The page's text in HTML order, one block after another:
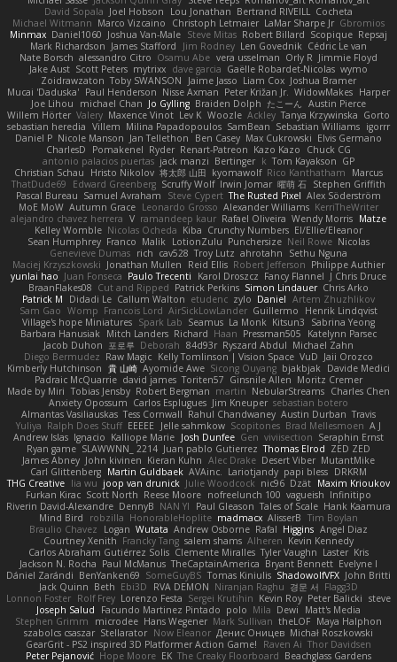
David Sopala Joel Hobson Lou Jonathan Bertrand RIVEILL
Cocheta
Michael Witmann Marco Vizcaino Christoph Letmaier LaMar Sharpe Jr Gbromios
Minmax Daniel1060 Joshua Van-Male Steve Mitas Robert Billard Scopique Repsaj
Mark Richardson James Stafford Jim Rodney Len Govednik Cédric Le van
Nate Borsch alessandro Citro Osamu Abe vera usselman Orly R Jimmie Floyd
Jake Aust Scott Peters mytrixx dave garcia Gaëlle Robardet-Nicolas wymo
Zoidrawzaton Toby SWANSON Jaime Jasso Liam Cox Joshua Bramer
Mucai 'Daduska' Paul Henderson Nisse Axman Peter Križan Jr. WidowMakes Harper
Joe Lihou
michael Chan Jo Gylling Braiden Dolph たこーん
Austin Pierce
Willem Hörter Valery Maxence Vinot Lev K Woozle Ackley Tanya Krzywinska Gorto
sebastian heredia Villem Milina Papadopoulos SamBean Sebastian Williams igorrr
Daniel P Nicole Manson Jan Tellethon Ben Casey Max Cukrowski Elvis Germano
CharlesD
Pomakenel Ryder Renart-Patreon Kazo Kazo
Chuck CG
antonio palacios puertas jack manzi Bertinger k Tom Kayakson GP
Christian Schau
Hristo Nikolov 将太郎 山田 kyomawolf Rico Kanthatham
Marcus
ThatDude69
Edward Greenberg Scruffy Wolf Irwin Jomar 曜萌 石 Stephen Griffith
Pascal Bureau Samuel Avraham Steve Cypert The Rusted Pixel Alex Söderström
MoE MoW Autumn Grace Leonardo Grosso Alexander Williams KerriTheWriter
alejandro chavez herrera V ramandeep kaur Rafael Oliveira Wendy Morris Matze
Kelley Womble Nicolas Ocheda Kiba Crunchy Numbers El/Ellie/Eleanor
Sean Humphrey Franco Malik LotionZulu Punchersize Neil Rowe Nicolas
Genevieve Dumas rich cav528 Troy Lutz ahrotahn
Sethu Nguna
Maciej Krzyszkowski Jonathan Mullen Reid Ellis Robert Jefferson Philippe Authier
yunlai hao Juan Fonseca Paulo Trecenti Karol Droszcz Fancy Flannel J Chris Druce
BraanFlakes08 Cut and Ripped Patrick Perkins Simon Lindauer Chris Arko
Patrick M
Didadi Le Callum Walton etudenc zylo Daniel Artem Zhuzhlikov
Sam Gao Womp Francois Lord AirSickLowLander Guillermo
Henrik Lindqvist
Village's hope Miniatures Spark Lab Seamus La Monk Kitsun3
Sabrina Yeong
Barbara Hanusiak
Mitch Landers Richard Haan Pressman505
Katelynn Parsec
Jacob Duhon 포로루 Deborah 84d93r Ryszard Abdul Michael Zahn
Diego Bermudez Raw Magic Kelly Tomlinson | Vision Space VuD Jaii Orozco
Kimberly Hutchinson 貴 山崎 Ayomide Awe Sicong Ouyang bjakbjak
Davide Medici
Padraic McQuarrie david james Toriten57 Ginsnile Allen Moritz Cremer
Made by Miri Tobias Jensby Robert Bergman martin NebularStreams Charles Chen
Anxiety Opossum Carlos Esplugues Jim Kneuper sebastian botero
Almantas Vasiliauskas Tess Cornwall Rahul Chandwaney Austin Durban Travis
Yuliya Ralph Does Stuff EEEEE Jelle sahmkow Scopitones Brad Mellesmoen A J
Andrew Islas Ignacio Kalliope Marie Josh Dunfee Gen viviisection Seraphin Ernst
Ryan game SLAWWNN_ 2214 Juan pablo Gutierrez Thomas Elrod ZED ZED
James Abney John kivinen Kieran Kuhn Alec Drake Desert Viber MutantMike
Carl Glittenberg Martin Guldbaek AVAinc. Lariotjandy papi bless DRKRM
THG Creative lia wu joop van drunick Julie Woodcock nic96 Dzät Maxim Krioukov
Furkan Kirac Scott North Reese Moore nofreelunch 100 vagueish Infinitipo
Riverin David-Alexandre DennyB NAN YI Paul Gleason Tales of Scale Hank Kaamura
Mind Bird
robzilla HonorableHoplite madmacx AlisserB Tim Boylan
Braulio Chavez
Logan Wutata Andrew Osborne Rafal Higgins Angel Diaz
Courtney Xenith Francky Tang salem shams Alheren Kevin Kennedy
Carlos Abraham Gutiérrez Solis Clemente Miralles Tyler Vaughn Laster Kris
Jackson N. Rocha Paul McManus TheCaptainAmerica Bryant Bennett Evelyne I
Dániel Zarándi BenYanken69 SomeGuyBS Tomas Kiniulis ShadowolfVFX John Britti
Jack Quinn Beth Ebi3D RVA DEMON Niranjan Raghu 경문 서 Flagg3D
Lonnon Foster Rolf Frey Lorenzo Festa Sergei Krutihin Kevin Roy Peter Balicki steve
Joseph Salud
Facundo Martinez Pintado polo Mila Dewi
Matt's Media
Stephen Grimm
microdee Hans Wegener Mark Sullivan theLOF Maya Halphon
szabolcs csaszar Stellarator Now Eleanor Денис Оницев Michał Roszkowski
GearGrit - PS2 inspired 3D Platformer Action Game!
Raven Ai Thor Davidsen
Peter Pejanović Hope Moore EK The Creaky Floorboard Beachglass Gardens